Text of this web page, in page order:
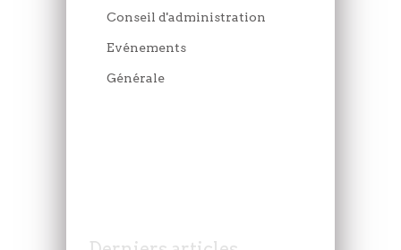
Conseil d'administration
Evénements
Générale